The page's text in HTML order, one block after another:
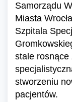
Samorządu
Miasta
Szpitala
stale rosnące
stworzeniu
pacjentów.